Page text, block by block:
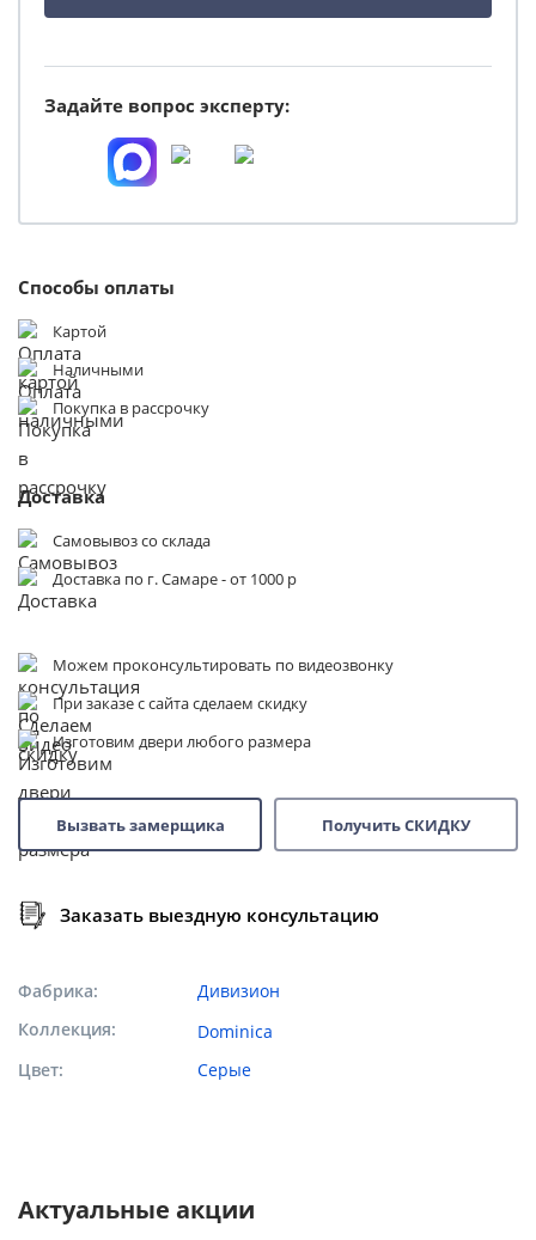
Можем проконсультировать по видеозвонку
При заказе с сайта сделаем скидку
Изготовим двери любого размера
Вызвать замерщика Получить СКИДКУ
Заказать выездную консультацию
Фабрика
Дивизион
Коллекция
Dominica
Цвет
Серые
Задайте вопрос эксперту:
Способы оплаты
Картой
Наличными
Покупка в рассрочку
Доставка
Самовывоз со склада
Доставка по г. Самаре - от 1000 р
Актуальные акции